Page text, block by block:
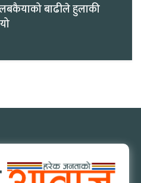
बाढीले हुलाकी